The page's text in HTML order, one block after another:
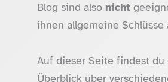
Blog sind also nicht
ihnen allgemeine Schlüsse
Auf dieser Seite findest du
Überblick über